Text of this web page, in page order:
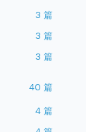
3 篇
3 篇
3 篇
40 篇
4 篇